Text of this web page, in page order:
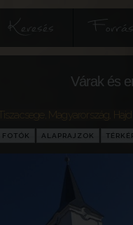
Keresés
Várak és
Tiszacsege Magyarország
FOTÓK ALAPRAJZOK